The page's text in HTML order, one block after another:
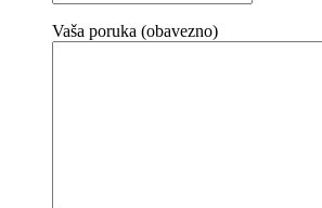
Vaša poruka (obavezno)